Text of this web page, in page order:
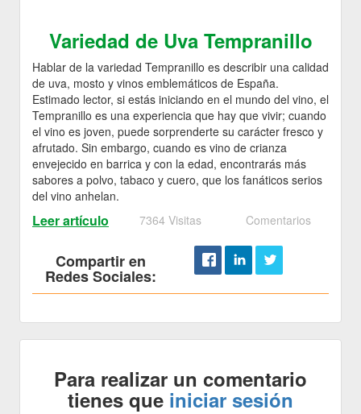
Variedad de Uva Tempranillo
Hablar de la variedad Tempranillo es describir una calidad
de uva, mosto y vinos emblemáticos de España.
Estimado lector, si estás iniciando en el mundo del vino, el
Tempranillo es una experiencia que hay que vivir; cuando
el vino es joven, puede sorprenderte su carácter fresco y
afrutado. Sin embargo, cuando es vino de crianza
envejecido en barrica y con la edad, encontrarás más
sabores a polvo, tabaco y cuero, que los fanáticos serios
del vino anhelan.
Leer artículo 7364 Visitas Comentarios
Compartir en
Redes Sociales:
Para realizar un comentario
tienes que iniciar sesión